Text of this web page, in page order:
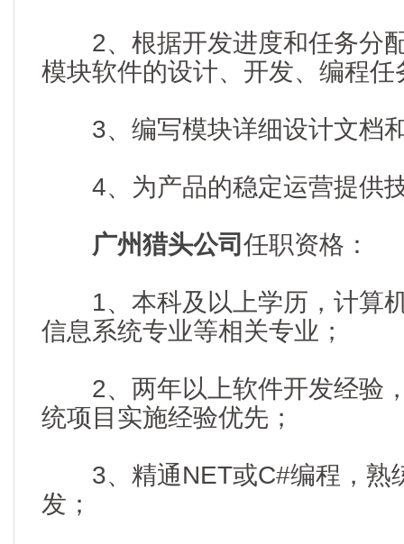
2、根据开发进度和任务分
模块软件的设计、开发、编程任
3、编写模块详细设计文档
4、为产品的稳定运营提供
广州猎头公司任职资格：
1、本科及以上学历，计算
信息系统专业等相关专业；
2、两年以上软件开发经验
统项目实施经验优先；
3、精通NET或C#编程，熟
发；